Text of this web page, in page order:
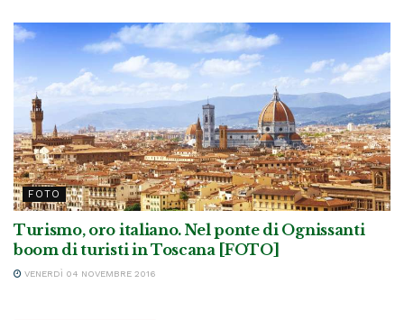
FOTO
Turismo, oro italiano. Nel ponte di Ognissanti
boom di turisti in Toscana [FOTO]
VENERDÌ 04 NOVEMBRE 2016